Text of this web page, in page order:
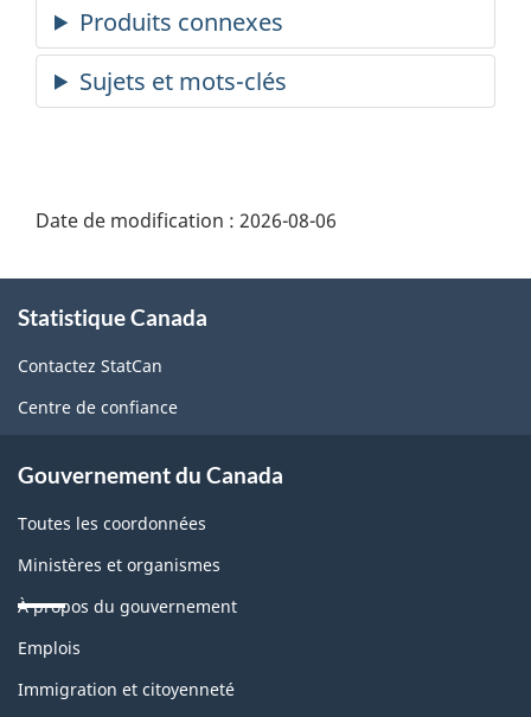
Date de modification : 2026-08-06
propos
de
ce
Statistique Canada
Contactez StatCan
Centre de confiance
Gouvernement du Canada
Toutes les coordonnées
Ministères et organismes
À propos du gouvernement
Thèmes
sujets
Emplois
Immigration et citoyenneté